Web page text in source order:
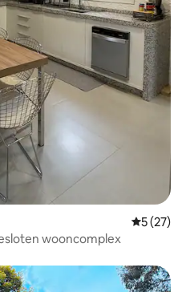
5 (27)
wooncomplex